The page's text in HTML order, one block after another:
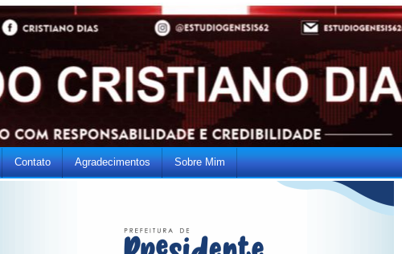
Contato Agradecimentos Sobre Mim